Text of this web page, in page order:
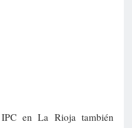
en La Rioja también